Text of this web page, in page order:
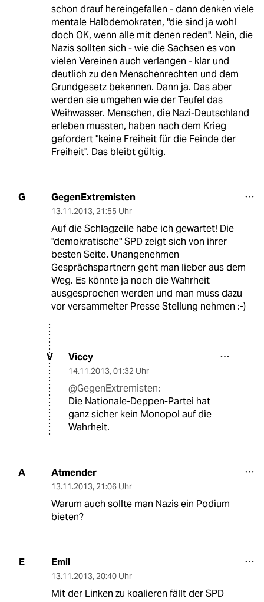
schon drauf hereingefallen - dann denken viele
mentale Halbdemokraten, "die sind ja wohl
doch OK, wenn alle mit denen reden". Nein, die
Nazis sollten sich - wie die Sachsen es von
vielen Vereinen auch verlangen - klar und
deutlich zu den Menschenrechten und dem
Grundgesetz bekennen. Dann ja. Das aber
werden sie umgehen wie der Teufel das
Weihwasser. Menschen, die Nazi-Deutschland
erleben mussten, haben nach dem Krieg
gefordert "keine Freiheit für die Feinde der
Freiheit". Das bleibt gültig.
G GegenExtremisten
13.11.2013, 21:55 Uhr
Auf die Schlagzeile habe ich gewartet! Die
"demokratische" SPD zeigt sich von ihrer
besten Seite. Unangenehmen
Gesprächspartnern geht man lieber aus dem
Weg. Es könnte ja noch die Wahrheit
ausgesprochen werden und man muss dazu
vor versammelter Presse Stellung nehmen :-)
V Viccy
14.11.2013, 01:32 Uhr
@GegenExtremisten:
Die Nationale-Deppen-Partei hat
ganz sicher kein Monopol auf die
Wahrheit.
A Atmender
13.11.2013, 21:06 Uhr
Warum auch sollte man Nazis ein Podium
bieten?
E Emil
13.11.2013, 20:40 Uhr
Mit der Linken zu koalieren fällt der SPD